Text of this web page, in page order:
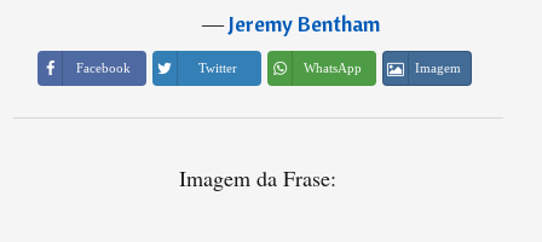
―Jeremy Bentham
Facebook Twitter WhatsApp Imagem
Imagem da Frase: